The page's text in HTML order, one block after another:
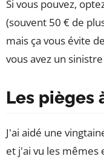
Si vous pouvez,
(souvent 50 € de
mais ça vous évite
vous avez un
Les pièges
J'ai aidé une
et j'ai vu les mêmes